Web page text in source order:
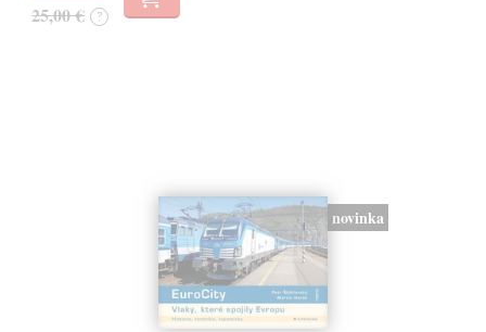
25,00 € ?
novinka